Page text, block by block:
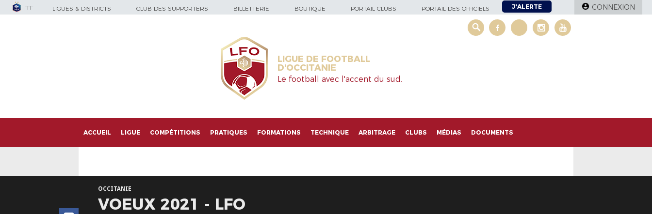
FFF LIGUES & DISTRICTS CLUB DES SUPPORTERS BILLETTERIE BOUTIQUE PORTAIL CLUBS PORTAIL DES OFFICIELS J'ALERTE CONNEXION
LIGUE DE FOOTBALL
D'OCCITANIE
Le football avec l'accent du sud.
ACCUEIL LIGUE COMPÉTITIONS PRATIQUES FORMATIONS TECHNIQUE ARBITRAGE CLUBS MÉDIAS DOCUMENTS
OCCITANIE
VOEUX 2021 - LFO